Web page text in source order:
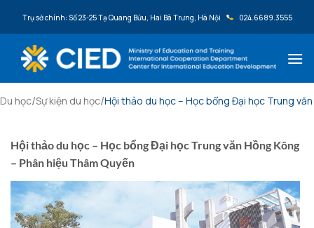
Trụ sở chính: Số 23-25 Tạ Quang Bửu, Hai Bà Trưng, Hà Nội 024.6689.3555
Du học/Sự kiện du học/Hội thảo du học – Học bổng Đại học Trung
Hội thảo du học – Học bổng Đại học Trung văn Hồng Kông
– Phân hiệu Thâm Quyến